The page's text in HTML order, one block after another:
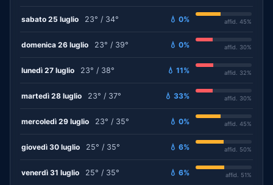
sabato 25 luglio 23° / 34° 💧 0% affid. 45%
domenica 26 luglio 23° / 39° 💧 0% affid. 30%
lunedì 27 luglio 23° / 38° 💧 11% affid. 32%
martedì 28 luglio 23° / 37° 💧 33% affid. 30%
mercoledì 29 luglio 23° / 35° 💧 0% affid. 45%
giovedì 30 luglio 25° / 35° 💧 6% affid. 50%
venerdì 31 luglio 25° / 35° 💧 6% affid. 51%